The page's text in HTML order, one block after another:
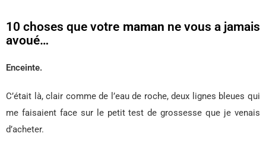
10 choses que votre maman ne vous a jamais
avoué…
Enceinte.
C’était là, clair comme de l’eau de roche, deux lignes bleues qui
me faisaient face sur le petit test de grossesse que je venais
d’acheter.